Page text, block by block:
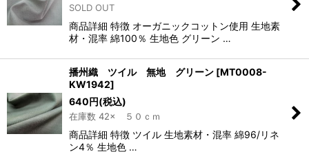
SOLD OUT
商品詳細 特徴 オーガニックコットン使用 生地素
材・混率 綿100％ 生地色 グリーン …
播州織 ツイル 無地 グリーン [MT0008-
KW1942]
640円(税込)
在庫数 42× ５０ｃｍ
商品詳細 特徴 ツイル 生地素材・混率 綿96/リネ
ン4％ 生地色 …